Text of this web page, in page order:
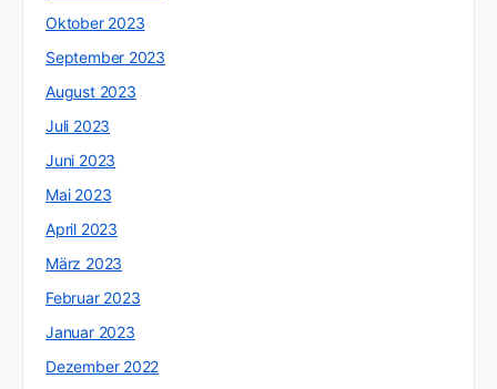
Oktober 2023
September 2023
August 2023
Juli 2023
Juni 2023
Mai 2023
April 2023
März 2023
Februar 2023
Januar 2023
Dezember 2022